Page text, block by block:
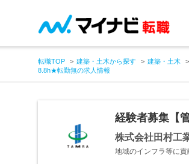
転職TOP 建築・土木から探す
建築・土木
8.8h★転勤無の求人情報
経験者募集【
株式会社田村工
地域のインフラ等に